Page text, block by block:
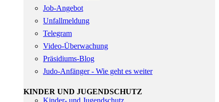
Job-Angebot
Unfallmeldung
Telegram
Video-Überwachung
Präsidiums-Blog
Judo-Anfänger - Wie geht es weiter
KINDER UND JUGENDSCHUTZ
Kinder- und Jugendschutz